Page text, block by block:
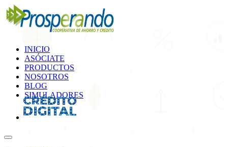
INICIO
ASÓCIATE
PRODUCTOS
NOSOTROS
BLOG
SIMULADORES